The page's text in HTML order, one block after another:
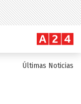
Últimas Noticias